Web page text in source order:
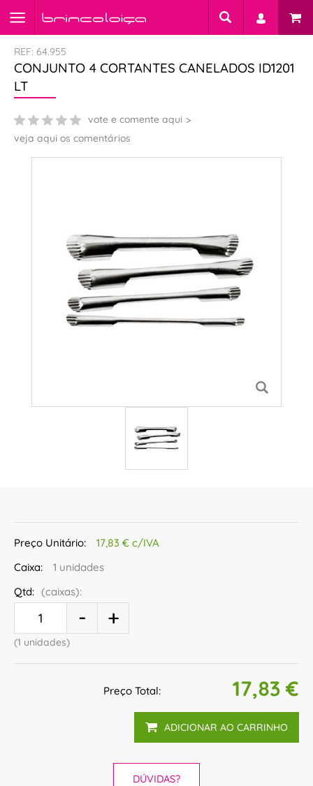
REF: 64.955
CONJUNTO 4 CORTANTES CANELADOS ID1201
LT
vote e comente aqui
veja aqui os comentários
Preço Unitário:
17,83 € c/IVA
Caixa:
1 unidades
Qtd: (caixas):
(1 unidades)
Preço Total: 17,83 €
ADICIONAR AO CARRINHO
DÚVIDAS?